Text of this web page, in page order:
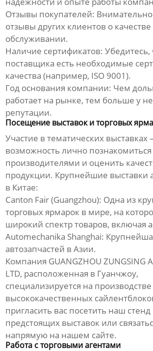
Отзывы покупателей:
отзывы других клиентов о
обслуживании.
Наличие сертификатов: Убедитесь,
поставщика есть необходимые
качества (например, ISO 9001).
Год основания компании: Чем
работает на рынке, тем больше у
репутации.
Посещение выставок и торговых
Участие в тематических выставках
возможность лично познакомиться
производителями и оценить
продукции. Крупнейшие выставки
в Китае:
Canton Fair (Guangzhou): Одна из
торговых ярмарок в мире, на
широкий спектр товаров, включая
Automechanika Shanghai:
автозапчастей в Азии.
Компания GUANGZHOU ZUNGSING
LTD, расположенная в Гуанчжоу,
специализируется на производстве
высококачественных
пригласить вас посетить наш
предстоящих выставок или
напрямую на нашем сайте.
Работа с торговыми агентами